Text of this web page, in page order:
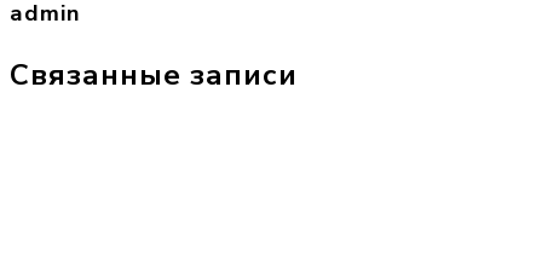
admin
Связанные записи